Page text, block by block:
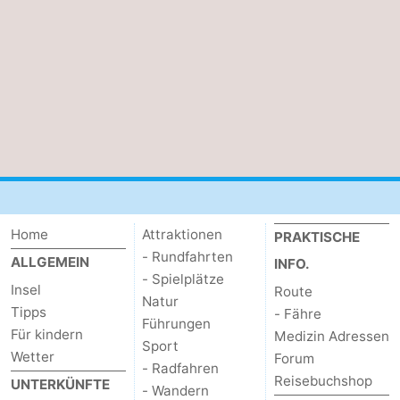
Home
ALLGEMEIN
Insel
Tipps
Für kindern
Wetter
UNTERKÜNFTE
Attraktionen
- Rundfahrten
- Spielplätze
Natur
Führungen
Sport
- Radfahren
- Wandern
PRAKTISCHE
INFO.
Route
- Fähre
Medizin Adressen
Forum
Reisebuchshop